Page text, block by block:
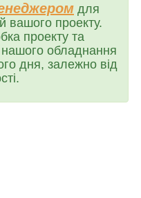
для
вашого проекту.
проекту та
нашого обладнання
дня, залежно від